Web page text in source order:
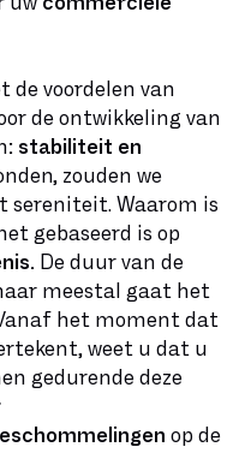
de voordelen van
de ontwikkeling van
: stabiliteit en
zouden we
Waarom is
gebaseerd is op
De duur van de
meestal gaat het
het moment dat
weet u dat u
gedurende deze
op de